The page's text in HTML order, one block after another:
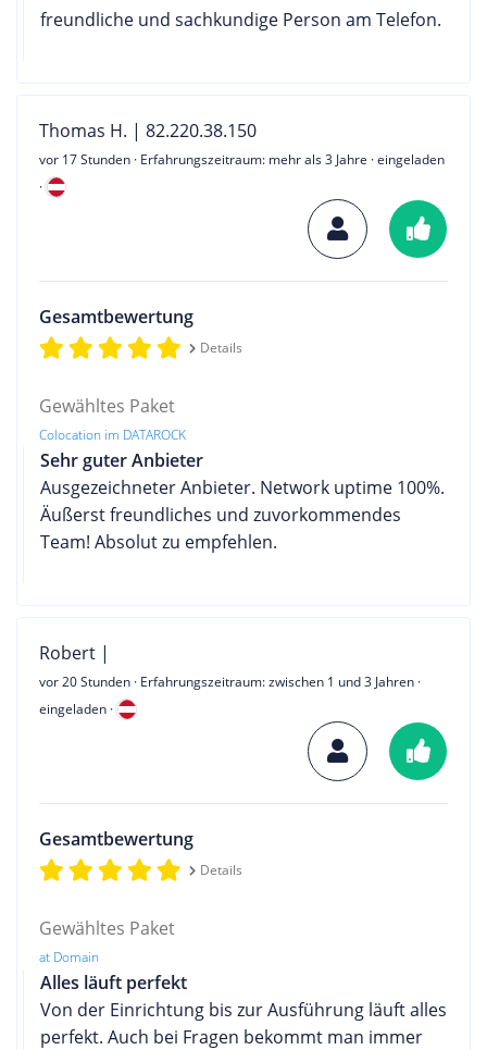
freundliche und sachkundige Person am Telefon.
Thomas H. | 82.220.38.150
vor 17 Stunden · Erfahrungszeitraum: mehr als 3 Jahre · eingeladen
·
Gesamtbewertung
Details
Gewähltes Paket
Colocation im DATAROCK
Sehr guter Anbieter
Ausgezeichneter Anbieter. Network uptime 100%.
Äußerst freundliches und zuvorkommendes
Team! Absolut zu empfehlen.
Robert |
vor 20 Stunden · Erfahrungszeitraum: zwischen 1 und 3 Jahren ·
eingeladen ·
Gesamtbewertung
Details
Gewähltes Paket
at Domain
Alles läuft perfekt
Von der Einrichtung bis zur Ausführung läuft alles
perfekt. Auch bei Fragen bekommt man immer